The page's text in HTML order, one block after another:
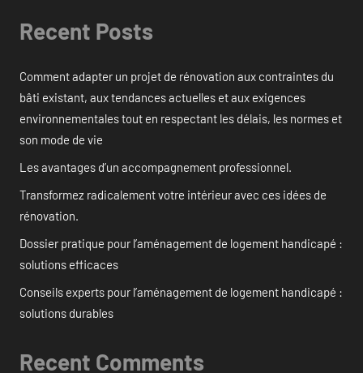
Recent Posts
Comment adapter un projet de rénovation aux contraintes du
bâti existant, aux tendances actuelles et aux exigences
environnementales tout en respectant les délais, les normes et
son mode de vie
Les avantages d’un accompagnement professionnel.
Transformez radicalement votre intérieur avec ces idées de
rénovation.
Dossier pratique pour l’aménagement de logement handicapé :
solutions efficaces
Conseils experts pour l’aménagement de logement handicapé :
solutions durables
Recent Comments